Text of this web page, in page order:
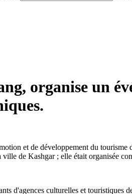
organise un
et de développement du
de Kashgar ; elle était organisée
d'agences culturelles et touristiques